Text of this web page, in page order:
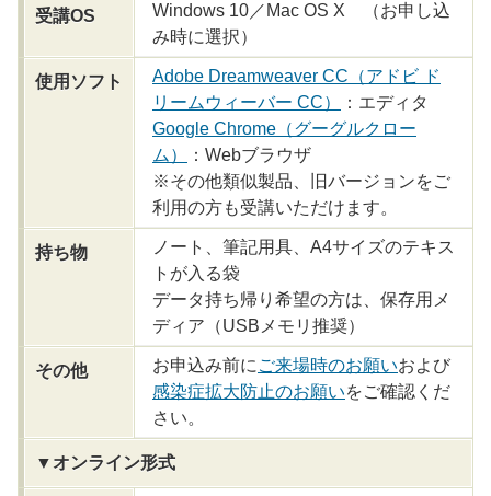
受講OS
Windows 10／Mac OS X （お申し込
み時に選択）
使用ソフト
Adobe Dreamweaver CC（アドビ ド
リームウィーバー CC）
：エディタ
Google Chrome（グーグルクロー
ム）
：Webブラウザ
※その他類似製品、旧バージョンをご
利用の方も受講いただけます。
持ち物
ノート、筆記用具、A4サイズのテキス
トが入る袋
データ持ち帰り希望の方は、保存用メ
ディア（USBメモリ推奨）
その他 お申込み前に ご来場時のお願いおよび
感染症拡大防止のお願いをご確認くだ
さい。
▼オンライン形式